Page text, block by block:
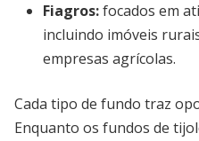
Fiagros:focados em
incluindo imóveis
empresas agrícolas.
Cada tipo de fundo traz
Enquanto os fundos de